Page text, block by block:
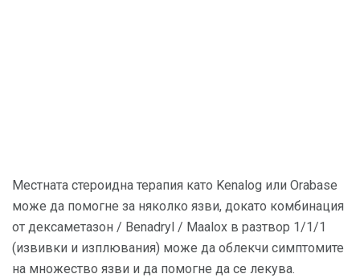
Местната стероидна терапия като Kenalog или Orabase
може да помогне за няколко язви, докато комбинация
от дексаметазон / Benadryl / Maalox в разтвор 1/1/1
(извивки и изплювания) може да облекчи симптомите
на множество язви и да помогне да се лекува.